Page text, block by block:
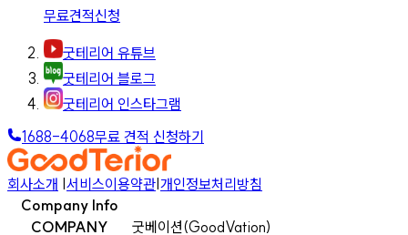
무료견적신청
굿테리어 유튜브
굿테리어 블로그
굿테리어 인스타그램
1688-4068무료 견적 신청하기
회사소개 |서비스이용약관|개인정보처리방침
Company Info
COMPANY
굿베이션(GoodVation)